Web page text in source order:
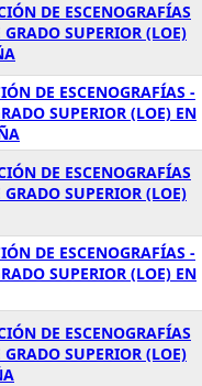
DE ESCENOGRAFÍAS
SUPERIOR (LOE)
DE ESCENOGRAFÍAS -
SUPERIOR (LOE) EN
DE ESCENOGRAFÍAS
SUPERIOR (LOE)
DE ESCENOGRAFÍAS -
SUPERIOR (LOE) EN
DE ESCENOGRAFÍAS
SUPERIOR (LOE)